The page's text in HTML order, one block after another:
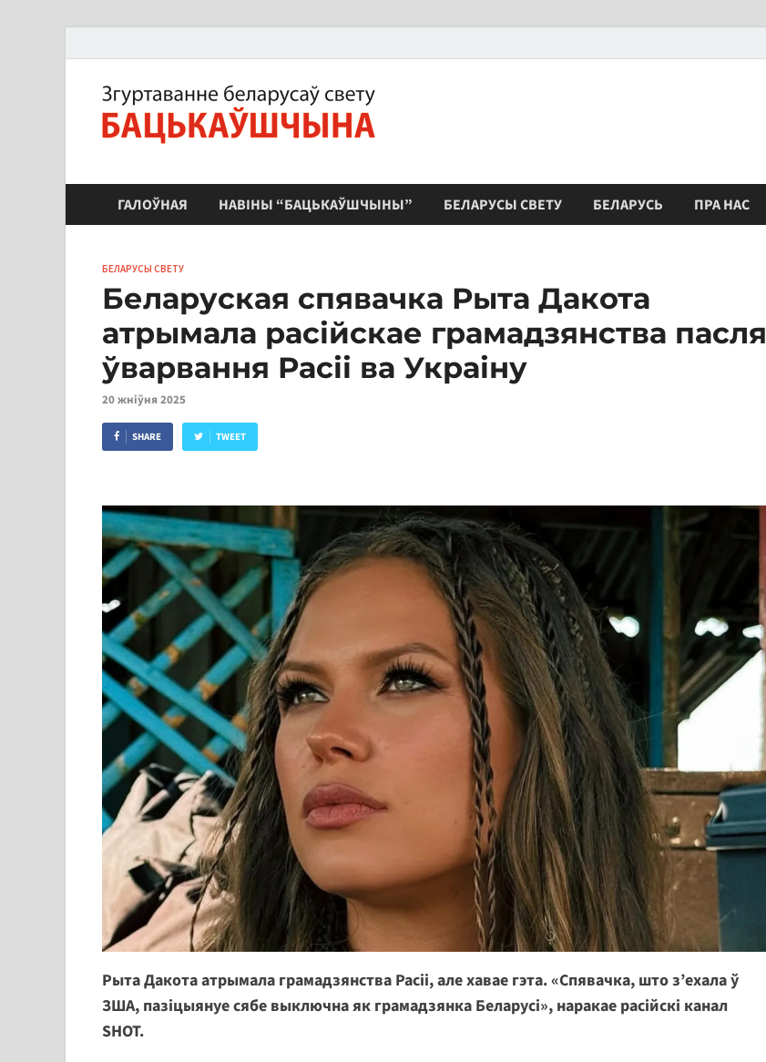
ЗБС "Бацькаўшчына"
ГАЛОЎНАЯ НАВІНЫ “БАЦЬКАЎШЧЫНЫ” БЕЛАРУСЫ СВЕТУ БЕЛАРУСЬ ПРА НАС
БЕЛАРУСЫ СВЕТУ
Беларуская спявачка Рыта Дакота
атрымала расійскае грамадзянства пасля
ўварвання Расіі ва Украіну
20 жніўня 2025
SHARE TWEET
Рыта Дакота атрымала грамадзянства Расіі, але хавае гэта. «Спявачка, што з’ехала ў
ЗША, пазіцыянуе сябе выключна як грамадзянка Беларусі», наракае расійскі канал
SHOT.